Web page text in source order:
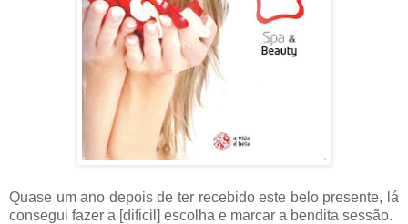
Quase um ano depois de ter recebido este belo presente, lá
consegui fazer a [dificil] escolha e marcar a bendita sessão.